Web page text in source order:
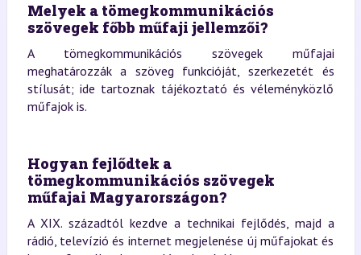
Melyek a tömegkommunikációs
szövegek főbb műfaji jellemzői?
A tömegkommunikációs szövegek műfajai
meghatározzák a szöveg funkcióját, szerkezetét és
stílusát; ide tartoznak tájékoztató és véleményközlő
műfajok is.
Hogyan fejlődtek a
tömegkommunikációs szövegek
műfajai Magyarországon?
A XIX. századtól kezdve a technikai fejlődés, majd a
rádió, televízió és internet megjelenése új műfajokat és